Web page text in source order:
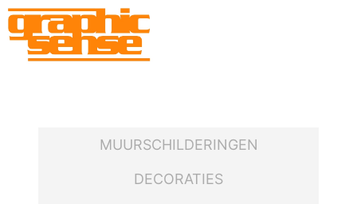
MUURSCHILDERINGEN
DECORATIES